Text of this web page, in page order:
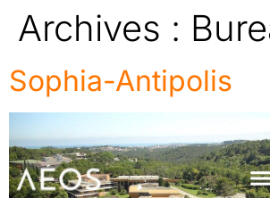
Archives :
Sophia-Antipolis